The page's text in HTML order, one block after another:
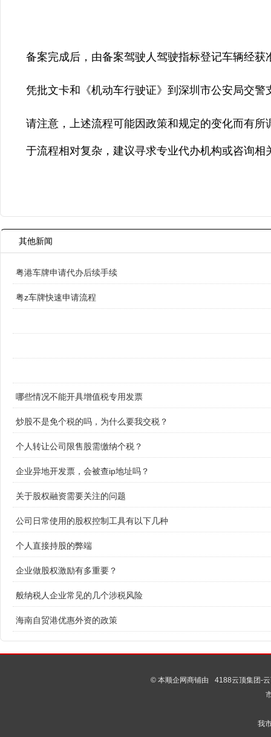
备案完成后，由备案驾驶人驾驶指标登记车辆经获
凭批文卡和《机动车行驶证》到深圳市公安局交
请注意，上述流程可能因政策和规定的变化而有
于流程相对复杂，建议寻求专业代办机构或咨询
其他新闻
粤港车牌申请代办后续手续
粤z车牌快速申请流程
哪些情况不能开具增值税专用发票
炒股不是免个税的吗，为什么要我交税？
个人转让公司限售股需缴纳个税？
企业异地开发票，会被查ip地址吗？
关于股权融资需要关注的问题
公司日常使用的股权控制工具有以下几种
个人直接持股的弊端
企业做股权激励有多重要？
般纳税人企业常见的几个涉税风险
海南自贸港优惠外资的政策
© 本顺企网商铺由
4188云顶集团-
我